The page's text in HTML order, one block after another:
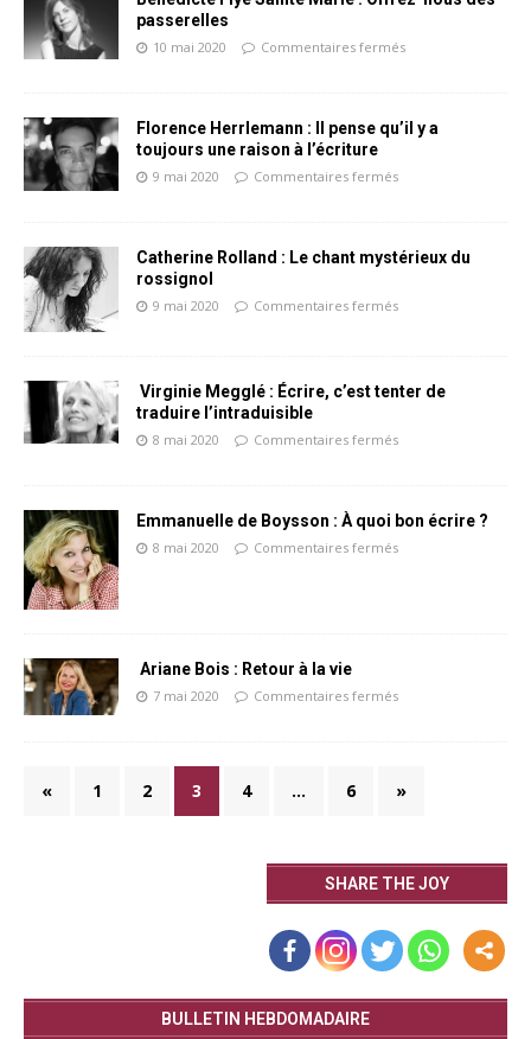
passerelles
10 mai 2020 Commentaires fermés
Florence Herrlemann : Il pense qu’il y a
toujours une raison à l’écriture
9 mai 2020 Commentaires fermés
Catherine Rolland : Le chant mystérieux du
rossignol
9 mai 2020 Commentaires fermés
Virginie Megglé : Écrire, c’est tenter de
traduire l’intraduisible
8 mai 2020 Commentaires fermés
Emmanuelle de Boysson : À quoi bon écrire ?
8 mai 2020 Commentaires fermés
Ariane Bois : Retour à la vie
7 mai 2020 Commentaires fermés
« 1 2 3 4 … 6 »
SHARE THE JOY
BULLETIN HEBDOMADAIRE